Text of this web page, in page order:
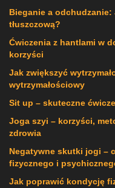
Bieganie a
tłuszczową?
Ćwiczenia z hantlami w
korzyści
Jak zwiększyć
wytrzymałościowy
Sit up – skuteczne
Joga szyi – korzyści,
zdrowia
Negatywne skutki jogi –
fizycznego i
Jak poprawić kondycję